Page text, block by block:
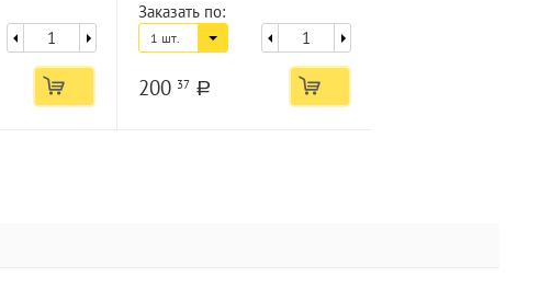
Заказать по:
1 шт.
200 37 a